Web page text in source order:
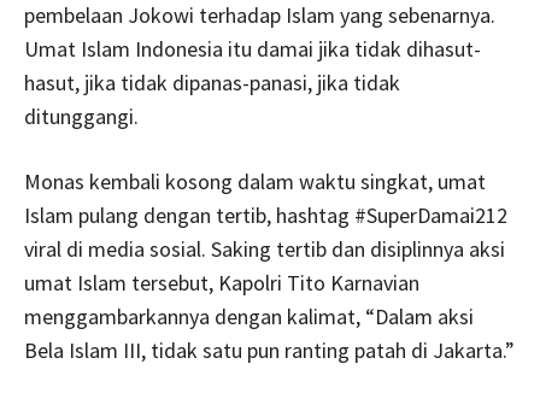
pembelaan Jokowi terhadap Islam yang sebenarnya.
Umat Islam Indonesia itu damai jika tidak dihasut-
hasut, jika tidak dipanas-panasi, jika tidak
ditunggangi.
Monas kembali kosong dalam waktu singkat, umat
Islam pulang dengan tertib, hashtag #SuperDamai212
viral di media sosial. Saking tertib dan disiplinnya aksi
umat Islam tersebut, Kapolri Tito Karnavian
menggambarkannya dengan kalimat, “Dalam aksi
Bela Islam III, tidak satu pun ranting patah di Jakarta.”